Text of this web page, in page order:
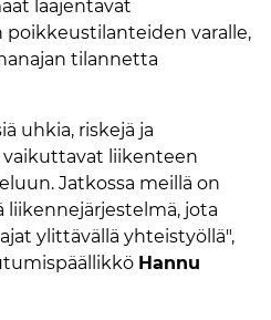
laajentavat
varalle,
tilannetta
uhkia, riskejä ja
liikenteen
Jatkossa meillä on
liikennejärjestelmä, jota
ylittävällä yhteistyöllä",
Hannu